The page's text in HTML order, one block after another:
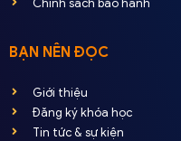
Chính sách bảo hành
BẠN NÊN ĐỌC
Giới thiệu
Đăng ký khóa học
Tin tức & sự kiện